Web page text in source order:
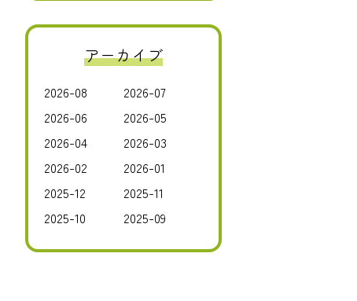
アーカイブ
2026-08
2026-07
2026-06
2026-05
2026-04
2026-03
2026-02
2026-01
2025-12
2025-11
2025-10
2025-09